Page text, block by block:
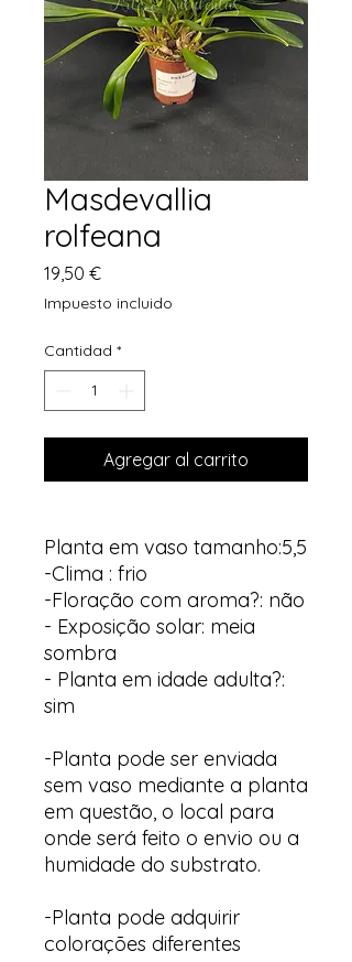
Masdevallia
rolfeana
19,50 €Precio
Impuesto incluido
Cantidad *
Agregar al carrito
Planta em vaso tamanho:5,5
-Clima : frio
-Floração com aroma?: não
- Exposição solar: meia
sombra
- Planta em idade adulta?:
sim
-Planta pode ser enviada
sem vaso mediante a planta
em questão, o local para
onde será feito o envio ou a
humidade do substrato.
-Planta pode adquirir
colorações diferentes